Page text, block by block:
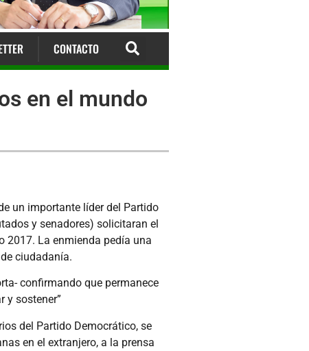
CONTACTO
en el mundo
un importante líder del Partido
y senadores) solicitaran el
2017. La enmienda pedía una
ciudadanía.
confirmando que permanece
y sostener”
del Partido Democrático, se
en el extranjero, a la prensa